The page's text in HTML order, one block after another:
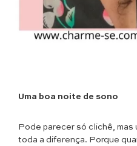
Uma boa noite de sono
Pode parecer só clichê, mas
toda a diferença. Porque